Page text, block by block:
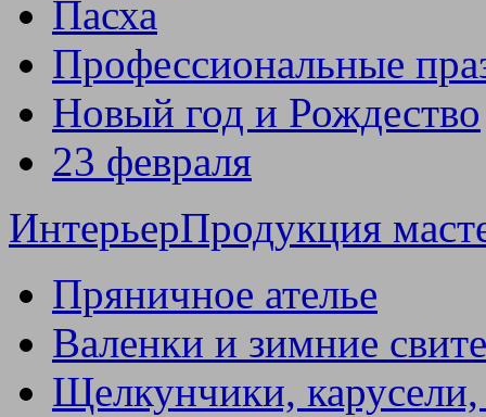
Пасха
Профессиональные
Новый год и Рождество
23 февраля
ИнтерьерПродукция
Пряничное ателье
Валенки и зимние
Щелкунчики, карусели,